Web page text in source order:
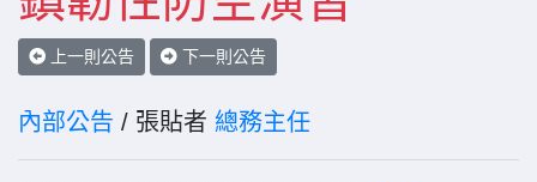
上一則公告 下一則公告
內部公告 / 張貼者 總務主任